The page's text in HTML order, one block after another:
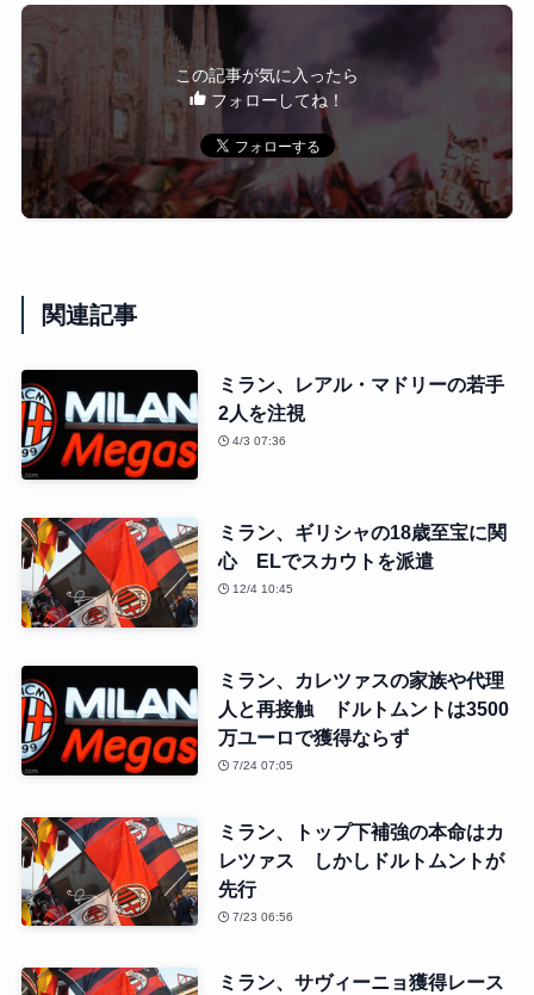
この記事が気に入ったら
フォローしてね！
関連記事
ミラン、レアル・マドリーの若手
2人を注視
4/3 07:36
ミラン、ギリシャの18歳至宝に関
心 ELでスカウトを派遣
12/4 10:45
ミラン、カレツァスの家族や代理
人と再接触 ドルトムントは3500
万ユーロで獲得ならず
7/24 07:05
ミラン、トップ下補強の本命はカ
レツァス しかしドルトムントが
先行
7/23 06:56
ミラン、サヴィーニョ獲得レース